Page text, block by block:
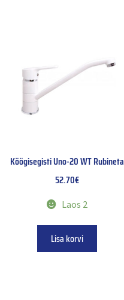
Köögisegisti Uno-20 WT Rubineta
52.70€
Laos 2
Lisa korvi